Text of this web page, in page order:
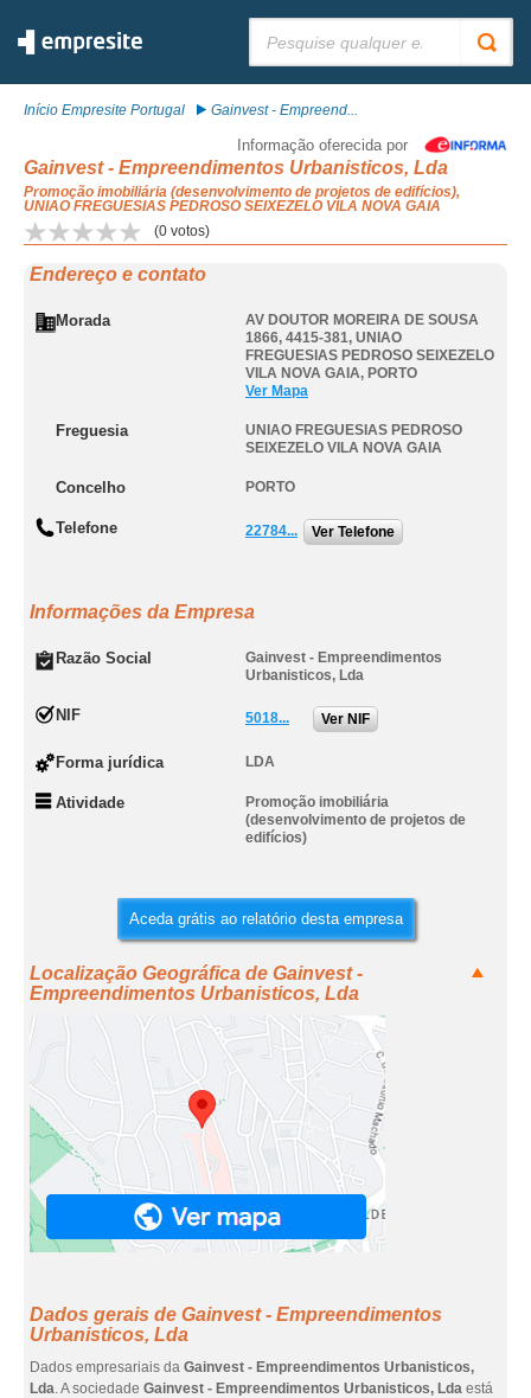
Início Empresite Portugal Gainvest - Empreend...
Informação oferecida por
Gainvest - Empreendimentos Urbanisticos, Lda
Promoção imobiliária (desenvolvimento de projetos de edifícios),
UNIAO FREGUESIAS PEDROSO SEIXEZELO VILA NOVA GAIA
(0 votos)
Endereço e contato
Morada
AV DOUTOR MOREIRA DE SOUSA
1866, 4415-381, UNIAO
FREGUESIAS PEDROSO SEIXEZELO
VILA NOVA GAIA, PORTO
Ver Mapa
Freguesia
UNIAO FREGUESIAS PEDROSO
SEIXEZELO VILA NOVA GAIA
Concelho PORTO
Telefone 22784... Ver Telefone
Informações da Empresa
Razão Social
Gainvest - Empreendimentos
Urbanisticos, Lda
NIF 5018... Ver NIF
Forma jurídica LDA
Atividade
Promoção imobiliária
(desenvolvimento de projetos de
edifícios)
Aceda grátis ao relatório desta empresa
Localização Geográfica de Gainvest -
Empreendimentos Urbanisticos, Lda
Dados gerais de Gainvest - Empreendimentos
Urbanisticos, Lda
Dados empresariais da Gainvest - Empreendimentos Urbanisticos,
Lda. A sociedade Gainvest - Empreendimentos Urbanisticos, Lda está